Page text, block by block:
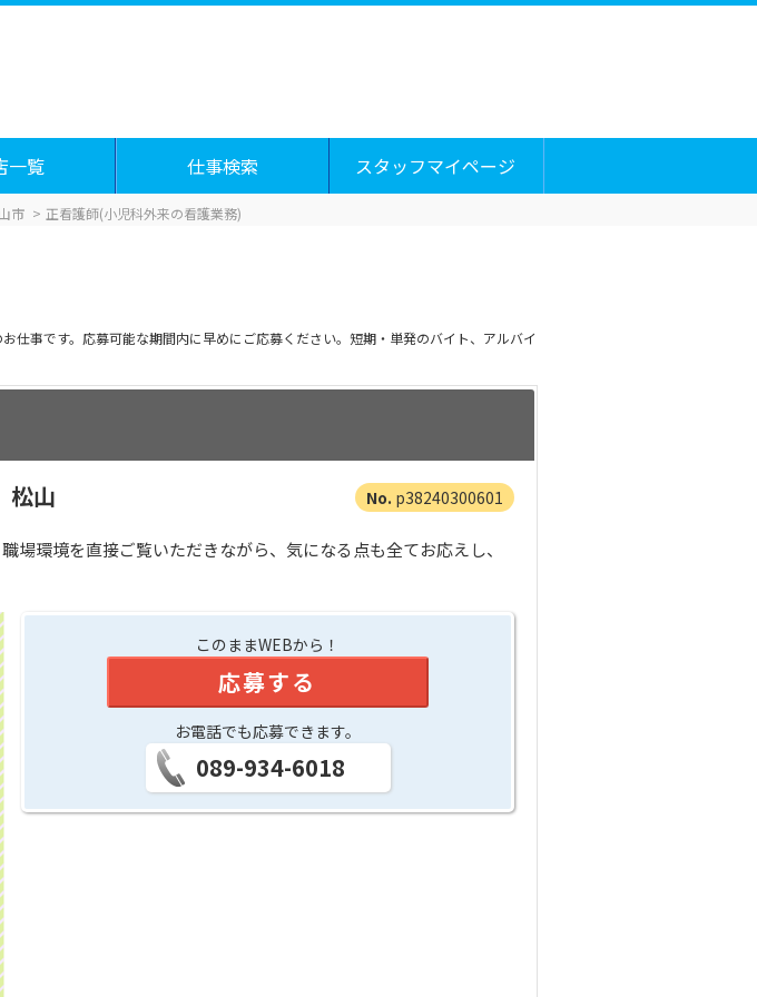
一覧 仕事検索 スタッフマイページ
市 正看護師(小児科外来の看護業務)
事です。応募可能な期間内に早めにご応募ください。短期・単発のバイト、アルバイ
p38240300601
松山
環境を直接ご覧いただきながら、気になる点も全てお応えし、
このままWEBから！
応募する
お電話でも応募できます。
089-934-6018